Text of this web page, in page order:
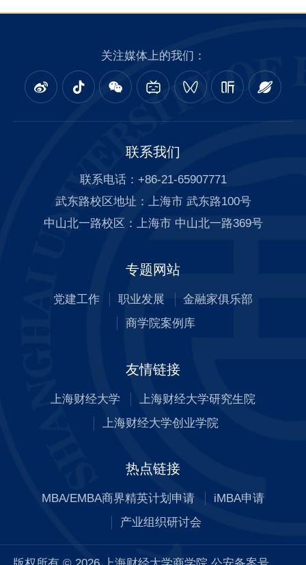
关注媒体上的我们：
联系我们
联系电话：+86-21-65907771
武东路校区地址：上海市 武东路100号
中山北一路校区：上海市 中山北一路369号
专题网站
党建工作 职业发展
金融家俱乐部
商学院案例库
友情链接
上海财经大学
上海财经大学研究生院
上海财经大学创业学院
热点链接
MBA/EMBA商界精英计划申请
iMBA申请
产业组织研讨会